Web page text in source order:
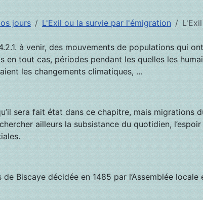
jours L'Exil ou la survie par l'émigration
à venir, des mouvements de populations qui
tout cas, périodes pendant les quelles les
les changements climatiques, …
sera fait état dans ce chapitre, mais
ailleurs la subsistance du quotidien,
Biscaye décidée en 1485 par l’Assemblée